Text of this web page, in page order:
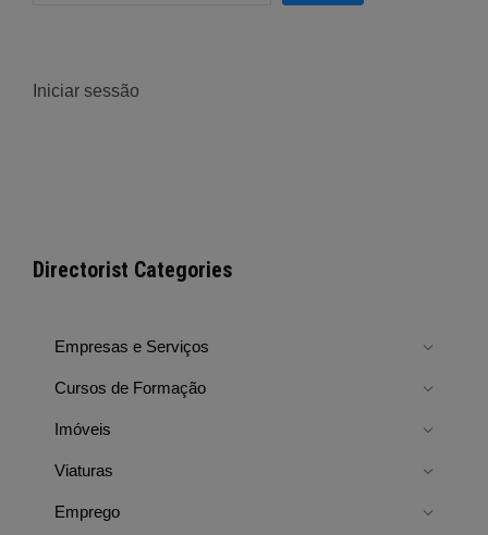
Iniciar sessão
Directorist Categories
Empresas e Serviços
Cursos de Formação
Imóveis
Viaturas
Emprego